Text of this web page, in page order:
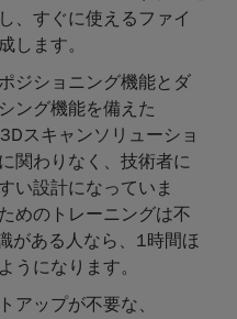
、すぐに使えるファイ
します。
ジショニング機能とダ
ング機能を備えた
スキャンソリューショ
関わりなく、技術者に
い設計になっていま
めのトレーニングは不
がある人なら、1時間ほ
うになります。
アップが不要な、